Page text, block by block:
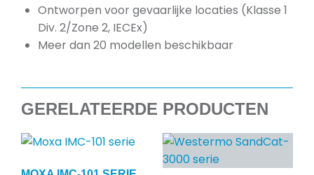
Ontworpen voor gevaarlijke locaties (Klasse 1
Div. 2/Zone 2, IECEx)
Meer dan 20 modellen beschikbaar
GERELATEERDE PRODUCTEN